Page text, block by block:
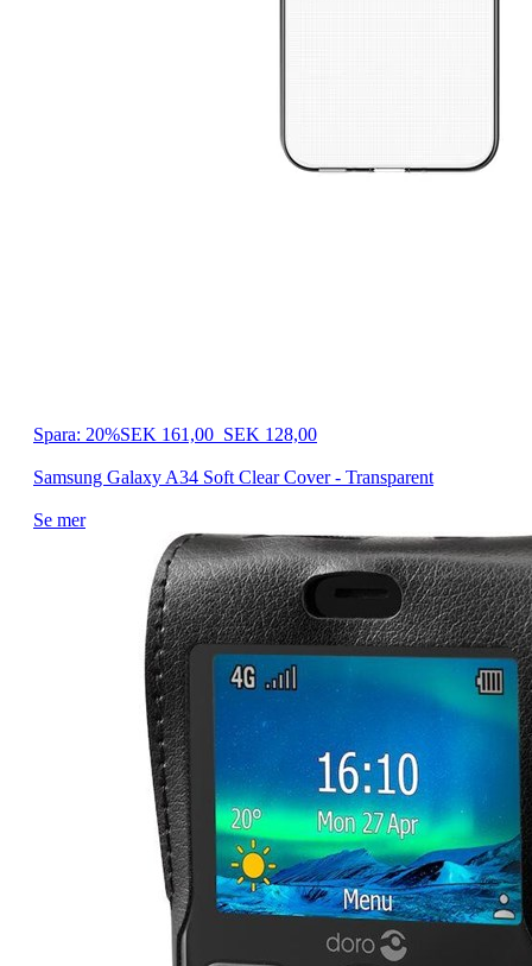
Spara: 20%SEK 161,00 SEK 128,00
Samsung Galaxy A34 Soft Clear Cover - Transparent
Se mer